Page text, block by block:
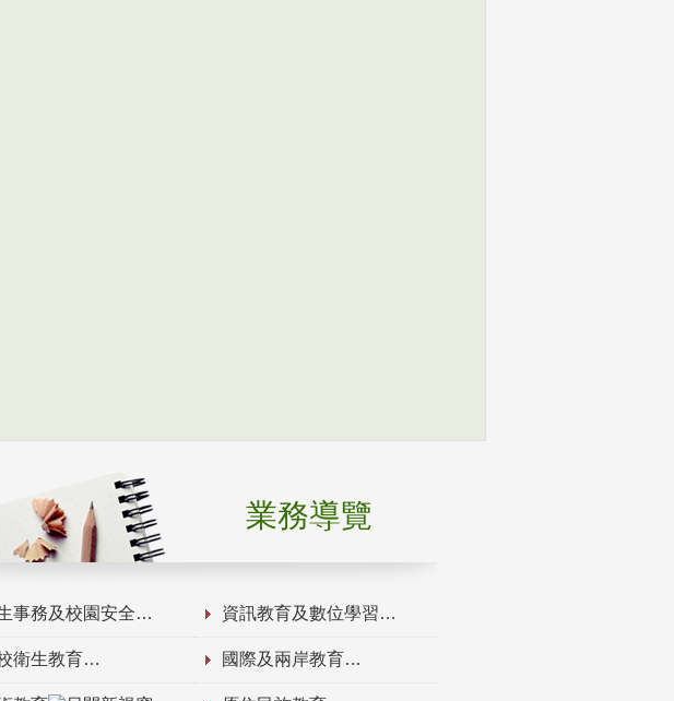
業務導覽
事務及校園安全 資訊教育及數位學習
衛生教育 國際及兩岸教育